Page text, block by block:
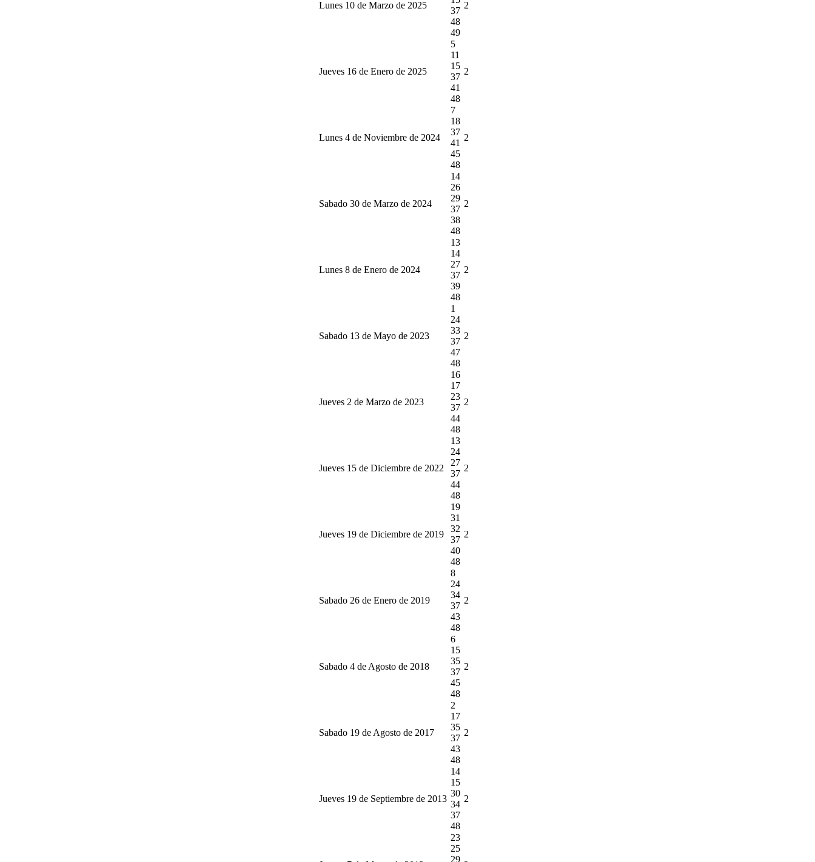
Lunes 10 de Marzo de 2025
37
48
49
2
Jueves 16 de Enero de 2025
5
11
15
37
41
48
2
Lunes 4 de Noviembre de 2024
7
18
37
41
45
48
2
Sabado 30 de Marzo de 2024
14
26
29
37
38
48
2
Lunes 8 de Enero de 2024
13
14
27
37
39
48
2
Sabado 13 de Mayo de 2023
1
24
33
37
47
48
2
Jueves 2 de Marzo de 2023
16
17
23
37
44
48
2
Jueves 15 de Diciembre de 2022
13
24
27
37
44
48
2
Jueves 19 de Diciembre de 2019
19
31
32
37
40
48
2
Sabado 26 de Enero de 2019
8
24
34
37
43
48
2
Sabado 4 de Agosto de 2018
6
15
35
37
45
48
2
Sabado 19 de Agosto de 2017
2
17
35
37
43
48
2
Jueves 19 de Septiembre de 2013
14
15
30
34
37
48
2
23
25
29